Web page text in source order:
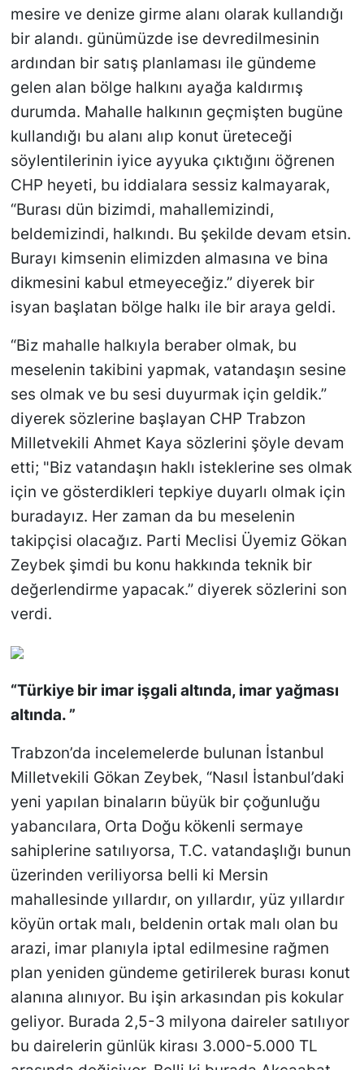
mesire ve denize girme alanı olarak kullandığı
bir alandı. günümüzde ise devredilmesinin
ardından bir satış planlaması ile gündeme
gelen alan bölge halkını ayağa kaldırmış
durumda. Mahalle halkının geçmişten bugüne
kullandığı bu alanı alıp konut üreteceği
söylentilerinin iyice ayyuka çıktığını öğrenen
CHP heyeti, bu iddialara sessiz kalmayarak,
“Burası dün bizimdi, mahallemizindi,
beldemizindi, halkındı. Bu şekilde devam etsin.
Burayı kimsenin elimizden almasına ve bina
dikmesini kabul etmeyeceğiz.” diyerek bir
isyan başlatan bölge halkı ile bir araya geldi.
“Biz mahalle halkıyla beraber olmak, bu
meselenin takibini yapmak, vatandaşın sesine
ses olmak ve bu sesi duyurmak için geldik.”
diyerek sözlerine başlayan CHP Trabzon
Milletvekili Ahmet Kaya sözlerini şöyle devam
etti; "Biz vatandaşın haklı isteklerine ses olmak
için ve gösterdikleri tepkiye duyarlı olmak için
buradayız. Her zaman da bu meselenin
takipçisi olacağız. Parti Meclisi Üyemiz Gökan
Zeybek şimdi bu konu hakkında teknik bir
değerlendirme yapacak.” diyerek sözlerini son
verdi.
“Türkiye bir imar işgali altında, imar yağması
altında. ”
Trabzon’da incelemelerde bulunan İstanbul
Milletvekili Gökan Zeybek, “Nasıl İstanbul’daki
yeni yapılan binaların büyük bir çoğunluğu
yabancılara, Orta Doğu kökenli sermaye
sahiplerine satılıyorsa, T.C. vatandaşlığı bunun
üzerinden veriliyorsa belli ki Mersin
mahallesinde yıllardır, on yıllardır, yüz yıllardır
köyün ortak malı, beldenin ortak malı olan bu
arazi, imar planıyla iptal edilmesine rağmen
plan yeniden gündeme getirilerek burası konut
alanına alınıyor. Bu işin arkasından pis kokular
geliyor. Burada 2,5-3 milyona daireler satılıyor
bu dairelerin günlük kirası 3.000-5.000 TL